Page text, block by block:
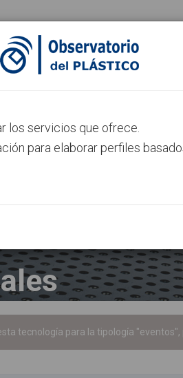
Contacto
los servicios que ofrece.
para elaborar perfiles
tecnología para la tipología